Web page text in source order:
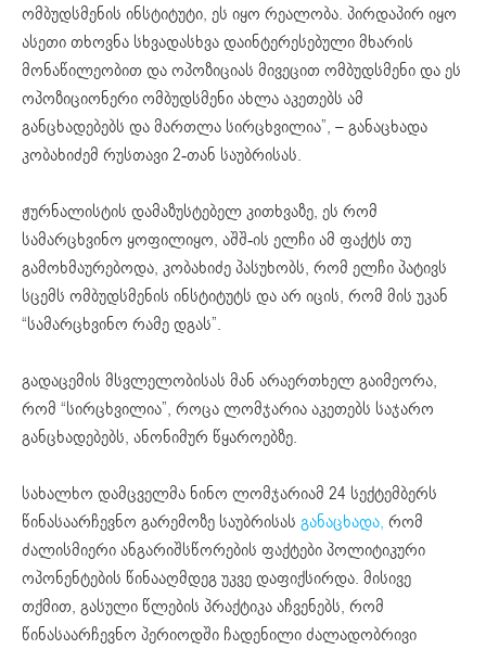
ომბუდსმენის ინსტიტუტი, ეს იყო რეალობა. პირდაპირ იყო
ასეთი თხოვნა სხვადასხვა დაინტერესებული მხარის
მონაწილეობით და ოპოზიციას მივეცით ომბუდსმენი და ეს
ოპოზიციონერი ომბუდსმენი ახლა აკეთებს ამ
განცხადებებს და მართლა სირცხვილია”, – განაცხადა
კობახიძემ რუსთავი 2-თან საუბრისას.
ჟურნალისტის დამაზუსტებელ კითხვაზე, ეს რომ
სამარცხვინო ყოფილიყო, აშშ-ის ელჩი ამ ფაქტს თუ
გამოხმაურებოდა, კობახიძე პასუხობს, რომ ელჩი პატივს
სცემს ომბუდსმენის ინსტიტუტს და არ იცის, რომ მის უკან
“სამარცხვინო რამე დგას”.
გადაცემის მსვლელობისას მან არაერთხელ გაიმეორა,
რომ “სირცხვილია”, როცა ლომჯარია აკეთებს საჯარო
განცხადებებს, ანონიმურ წყაროებზე.
სახალხო დამცველმა ნინო ლომჯარიამ 24 სექტემბერს
წინასაარჩევნო გარემოზე საუბრისას განაცხადა, რომ
ძალისმიერი ანგარიშსწორების ფაქტები პოლიტიკური
ოპონენტების წინააღმდეგ უკვე დაფიქსირდა. მისივე
თქმით, გასული წლების პრაქტიკა აჩვენებს, რომ
წინასაარჩევნო პერიოდში ჩადენილი ძალადობრივი